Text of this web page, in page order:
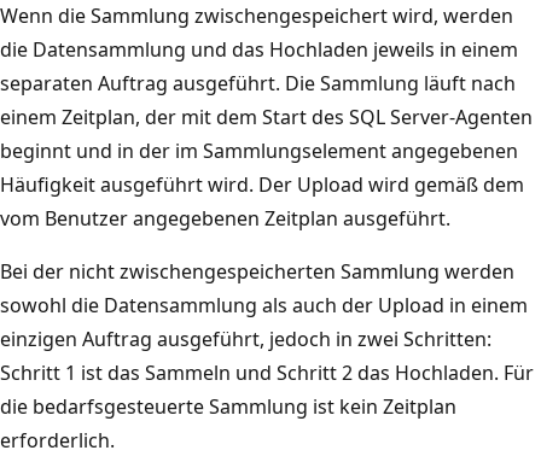
Wenn die Sammlung zwischengespeichert wird, werden
die Datensammlung und das Hochladen jeweils in einem
separaten Auftrag ausgeführt. Die Sammlung läuft nach
einem Zeitplan, der mit dem Start des SQL Server-Agenten
beginnt und in der im Sammlungselement angegebenen
Häufigkeit ausgeführt wird. Der Upload wird gemäß dem
vom Benutzer angegebenen Zeitplan ausgeführt.
Bei der nicht zwischengespeicherten Sammlung werden
sowohl die Datensammlung als auch der Upload in einem
einzigen Auftrag ausgeführt, jedoch in zwei Schritten:
Schritt 1 ist das Sammeln und Schritt 2 das Hochladen. Für
die bedarfsgesteuerte Sammlung ist kein Zeitplan
erforderlich.